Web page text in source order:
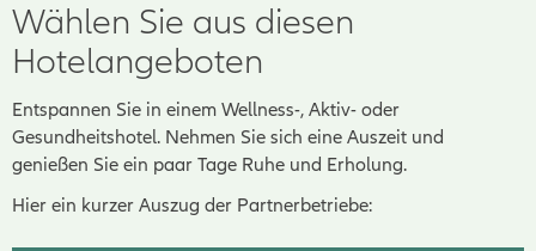
Wählen Sie aus diesen
Hotelangeboten
Entspannen Sie in einem Wellness-, Aktiv- oder
Gesundheitshotel. Nehmen Sie sich eine Auszeit und
genießen Sie ein paar Tage Ruhe und Erholung.
Hier ein kurzer Auszug der Partnerbetriebe: